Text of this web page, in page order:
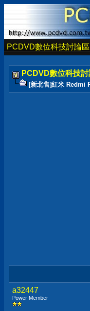
PCDVD數位科技討論區
PCDVD數位科技
[新北售]紅米 Redmi
a32447
Power Member